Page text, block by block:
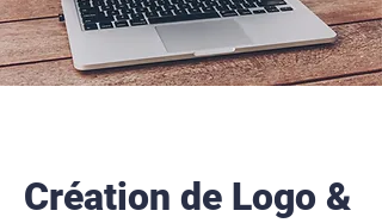
Création de Logo &